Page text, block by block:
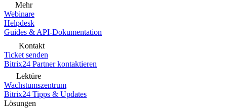
Mehr
Webinare
Helpdesk
Guides & API-Dokumentation
Kontakt
Ticket senden
Bitrix24 Partner kontaktieren
Lektüre
Wachstumszentrum
Bitrix24 Tipps & Updates
Lösungen